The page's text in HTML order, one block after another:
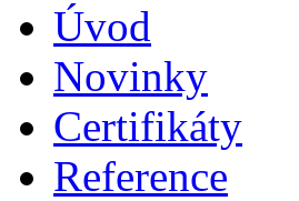
Úvod
Novinky
Certifikáty
Reference